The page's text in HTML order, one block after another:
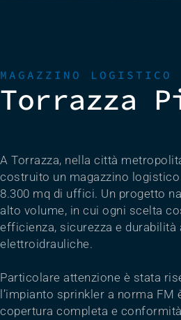
MAGAZZINO LOGISTICO
Torrazza
A Torrazza, nella città
costruito un magazzino
8.300 mq di uffici. Un progetto
alto volume, in cui ogni scelta
efficienza, sicurezza e durabilità
elettroidrauliche.
Particolare attenzione è stata
l’impianto sprinkler a norma
copertura completa e